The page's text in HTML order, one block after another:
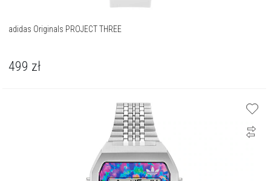
adidas Originals PROJECT THREE
499 zł